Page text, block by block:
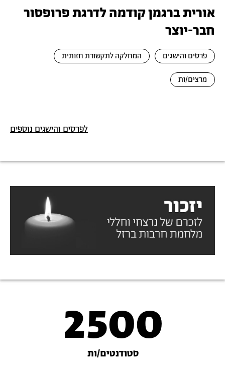
אורית ברגמן קודמה לדרגת פרופסור
חבר-יוצר
פרסים והישגים המחלקה לתקשורת חזותית
מרצים/ות
לפרסים והישגים נוספים
2500
סטודנטים/ות